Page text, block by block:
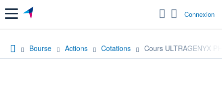
Menu Connexion
Bourse Actions Cotations Cours ULTRAGENYX